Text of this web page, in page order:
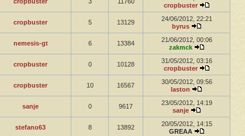
cropbuster
cropbuster 5 13129
24/06/2012, 22:21
byrus
nemesis-gt 6 13384
21/06/2012, 00:06
zakmck
cropbuster 0 10128
31/05/2012, 03:16
cropbuster
cropbuster 10 16567
30/05/2012, 09:56
laston
sanje 0 9617
23/05/2012, 14:19
sanje
stefano63 8 13892
20/05/2012, 14:15
GREAA